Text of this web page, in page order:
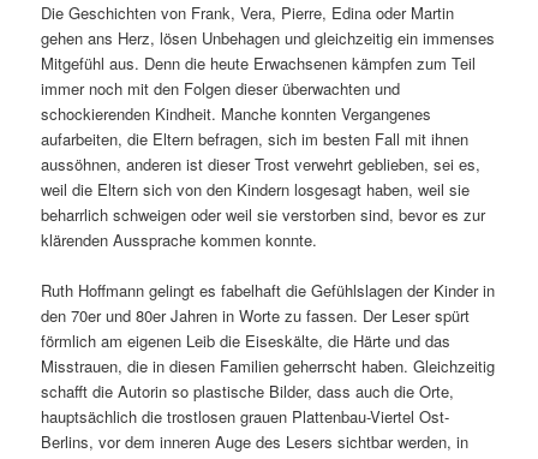
Die Geschichten von Frank, Vera, Pierre, Edina oder Martin
gehen ans Herz, lösen Unbehagen und gleichzeitig ein immenses
Mitgefühl aus. Denn die heute Erwachsenen kämpfen zum Teil
immer noch mit den Folgen dieser überwachten und
schockierenden Kindheit. Manche konnten Vergangenes
aufarbeiten, die Eltern befragen, sich im besten Fall mit ihnen
aussöhnen, anderen ist dieser Trost verwehrt geblieben, sei es,
weil die Eltern sich von den Kindern losgesagt haben, weil sie
beharrlich schweigen oder weil sie verstorben sind, bevor es zur
klärenden Aussprache kommen konnte.
Ruth Hoffmann gelingt es fabelhaft die Gefühlslagen der Kinder in
den 70er und 80er Jahren in Worte zu fassen. Der Leser spürt
förmlich am eigenen Leib die Eiseskälte, die Härte und das
Misstrauen, die in diesen Familien geherrscht haben. Gleichzeitig
schafft die Autorin so plastische Bilder, dass auch die Orte,
hauptsächlich die trostlosen grauen Plattenbau-Viertel Ost-
Berlins, vor dem inneren Auge des Lesers sichtbar werden, in